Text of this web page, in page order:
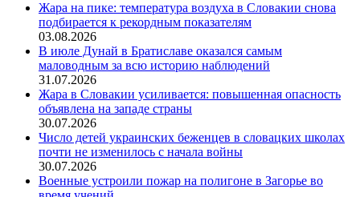
Жара на пике: температура воздуха в Словакии снова
подбирается к рекордным показателям
03.08.2026
В июле Дунай в Братиславе оказался самым
маловодным за всю историю наблюдений
31.07.2026
Жара в Словакии усиливается: повышенная опасность
объявлена на западе страны
30.07.2026
Число детей украинских беженцев в словацких школах
почти не изменилось с начала войны
30.07.2026
Военные устроили пожар на полигоне в Загорье во